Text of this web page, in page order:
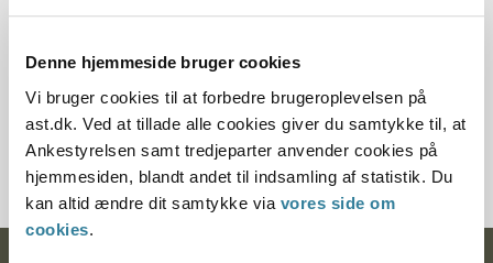
Denne hjemmeside bruger cookies
Vi bruger cookies til at forbedre brugeroplevelsen på
ast.dk. Ved at tillade alle cookies giver du samtykke til, at
Ankestyrelsen samt tredjeparter anvender cookies på
hjemmesiden, blandt andet til indsamling af statistik. Du
kan altid ændre dit samtykke via vores side om
cookies.
årsrapport 2021
03-01-2022
Ankenævnet for Statens Uddannelsesstøtteordninger Årsberetning
Ankenævnet for Statens Uddannelsesstøtteordninger
udgiver hvert år en rapport.